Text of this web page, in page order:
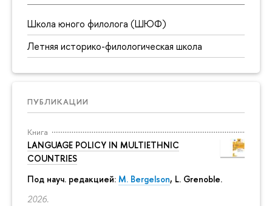
Школа юного филолога (ШЮФ)
Летняя историко-филологическая школа
ПУБЛИКАЦИИ
Книга
LANGUAGE POLICY IN MULTIETHNIC
COUNTRIES
Под науч. редакцией: M. Bergelson, L. Grenoble.
2026.